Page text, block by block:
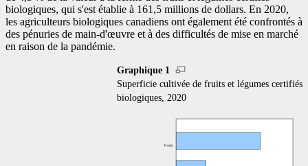
biologiques, qui s'est établie à 161,5 millions de dollars. En 2020,
les agriculteurs biologiques canadiens ont également été confrontés à
des pénuries de main-d'œuvre et à des difficultés de mise en marché
en raison de la pandémie.
Graphique 1
Superficie cultivée de fruits et légumes certifiés
biologiques, 2020